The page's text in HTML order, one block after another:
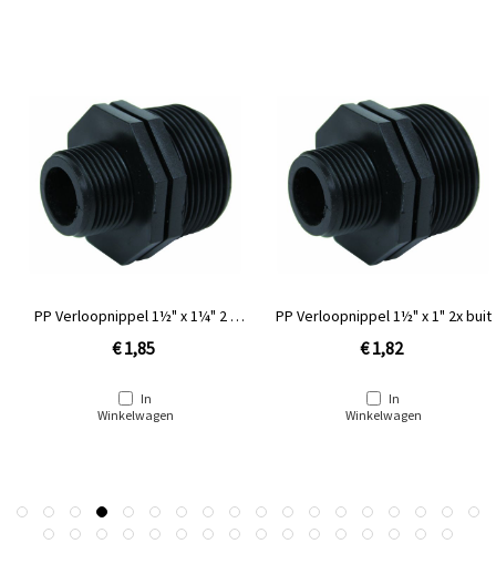
PP Verloopnippel 1½" x 1¼" 2 x
€ 1,85
In
Winkelwagen
PP Verloopnippel 1½" x 1" 2x buit
€ 1,82
In
Winkelwagen